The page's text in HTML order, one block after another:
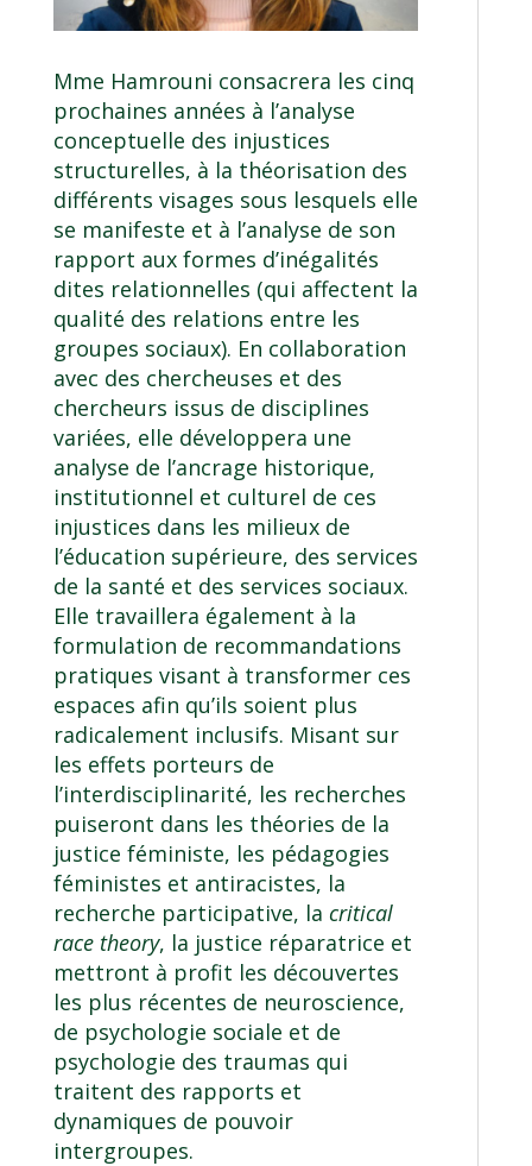
Mme Hamrouni consacrera les cinq
prochaines années à l’analyse
conceptuelle des injustices
structurelles, à la théorisation des
différents visages sous lesquels elle
se manifeste et à l’analyse de son
rapport aux formes d’inégalités
dites relationnelles (qui affectent la
qualité des relations entre les
groupes sociaux). En collaboration
avec des chercheuses et des
chercheurs issus de disciplines
variées, elle développera une
analyse de l’ancrage historique,
institutionnel et culturel de ces
injustices dans les milieux de
l’éducation supérieure, des services
de la santé et des services sociaux.
Elle travaillera également à la
formulation de recommandations
pratiques visant à transformer ces
espaces afin qu’ils soient plus
radicalement inclusifs. Misant sur
les effets porteurs de
l’interdisciplinarité, les recherches
puiseront dans les théories de la
justice féministe, les pédagogies
féministes et antiracistes, la
recherche participative, la critical
race theory, la justice réparatrice et
mettront à profit les découvertes
les plus récentes de neuroscience,
de psychologie sociale et de
psychologie des traumas qui
traitent des rapports et
dynamiques de pouvoir
intergroupes.